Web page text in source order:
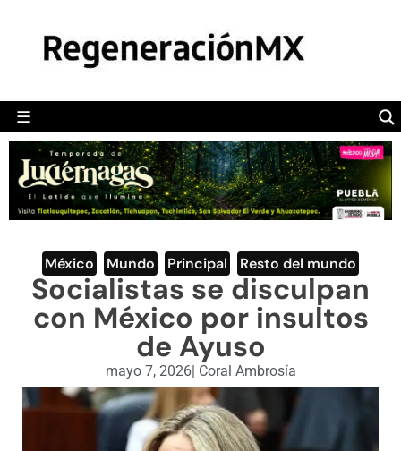
☰
POLÍTICA
CAMALEÓN
OPINIÓN
DEPORTES
ENGLISH SECTION
VIDEOS
México Mundo Principal Resto del mundo
Socialistas se disculpan
con México por insultos
de Ayuso
mayo 7, 2026| Coral Ambrosía